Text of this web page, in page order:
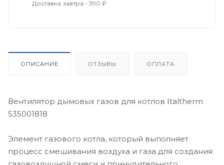
Доставка завтра - 390 ₽
ОПИСАНИЕ ОТЗЫВЫ ОПЛАТА
Вентилятор дымовых газов для котлов Italtherm
535001818
Элемент газового котла, который выполняет
процесс смешивания воздуха и газа для создания